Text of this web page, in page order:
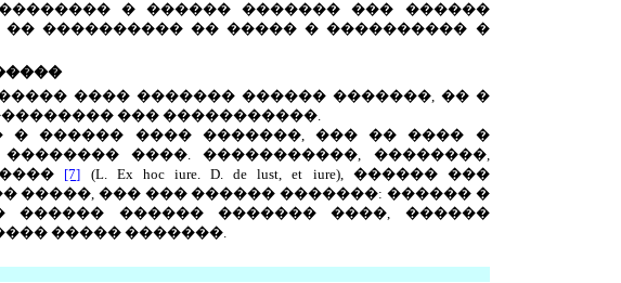
� ������ ������� ��� ������
���������� �� ����� � ���������� �
���� ������� ������ �������, �� �
��� �����������.
� ������ ���� �������, ��� �� ���� �
����. �����������, ��������,
[7] (L. Ex hoc iure.D.de lust,et iure), ������ ���
�����, ��� ��� ������ �������: ������ �
������ ������ ������� ����, ������
����� �������.